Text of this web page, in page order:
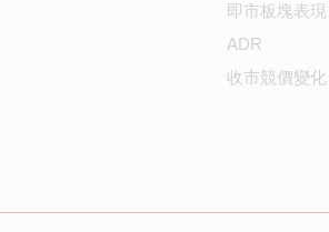
即市板塊表現
ADR
收市競價變化